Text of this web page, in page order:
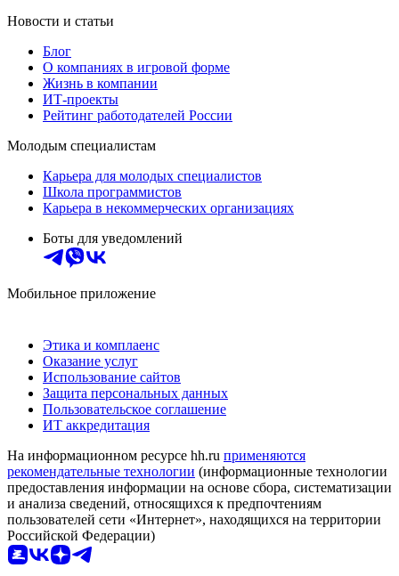
Новости и статьи
Блог
О компаниях в игровой форме
Жизнь в компании
ИТ-проекты
Рейтинг работодателей России
Молодым специалистам
Карьера для молодых специалистов
Школа программистов
Карьера в некоммерческих организациях
Боты для уведомлений
Мобильное приложение
Этика и комплаенс
Оказание услуг
Использование сайтов
Защита персональных данных
Пользовательское соглашение
ИТ аккредитация
На информационном ресурсе hh.ru применяются
рекомендательные технологии (информационные технологии
предоставления информации на основе сбора, систематизации
и анализа сведений, относящихся к предпочтениям
пользователей сети «Интернет», находящихся на территории
Российской Федерации)